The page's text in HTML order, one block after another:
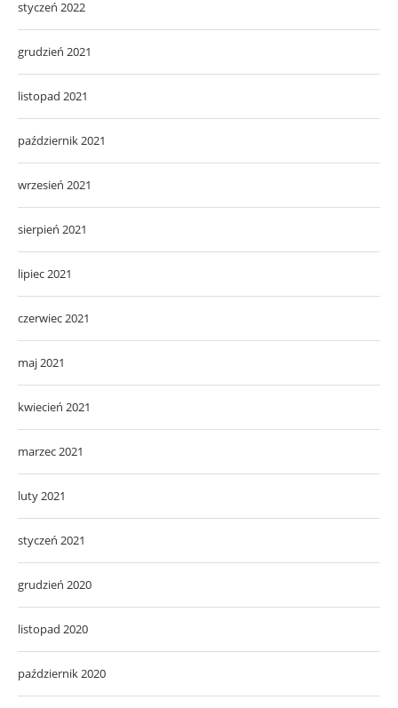
styczeń 2022
grudzień 2021
listopad 2021
październik 2021
wrzesień 2021
sierpień 2021
lipiec 2021
czerwiec 2021
maj 2021
kwiecień 2021
marzec 2021
luty 2021
styczeń 2021
grudzień 2020
listopad 2020
październik 2020